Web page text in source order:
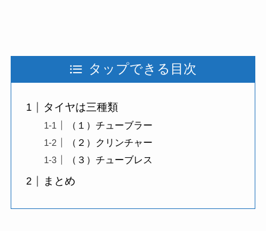
タップできる目次
タイヤは三種類
（１）チューブラー
（２）クリンチャー
（３）チューブレス
まとめ